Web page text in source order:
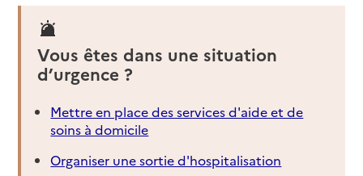
Vous êtes dans une situation
d’urgence ?
Mettre en place des services d'aide et de
soins à domicile
Organiser une sortie d'hospitalisation